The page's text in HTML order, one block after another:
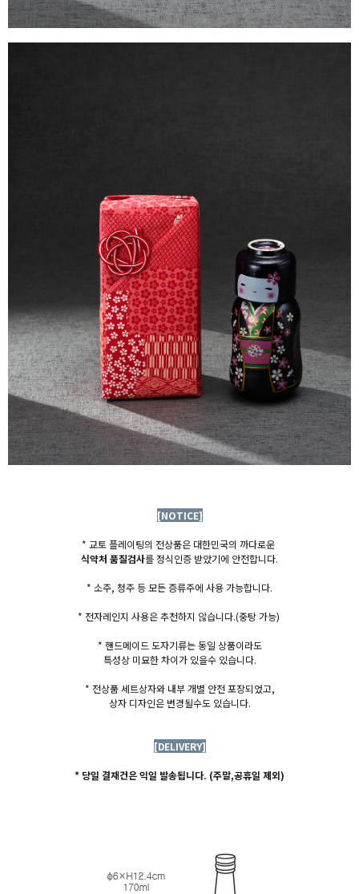
[NOTICE]
* 교토 플레이팅의 전상품은 대한민국의 까다로운
식약처 품질검사를 정식인증 받았기에 안전합니다.
* 소주, 청주 등 모든 증류주에 사용 가능합니다.
* 전자레인지 사용은 추천하지 않습니다.(중탕 가능)
* 핸드메이드 도자기류는 동일 상품이라도
특성상 미묘한 차이가 있을수 있습니다.
* 전상품 세트상자와 내부 개별 안전 포장되었고,
상자 디자인은 변경될수도 있습니다.
[DELIVERY]
* 당일 결재건은 익일 발송됩니다. (주말,공휴일 제외)